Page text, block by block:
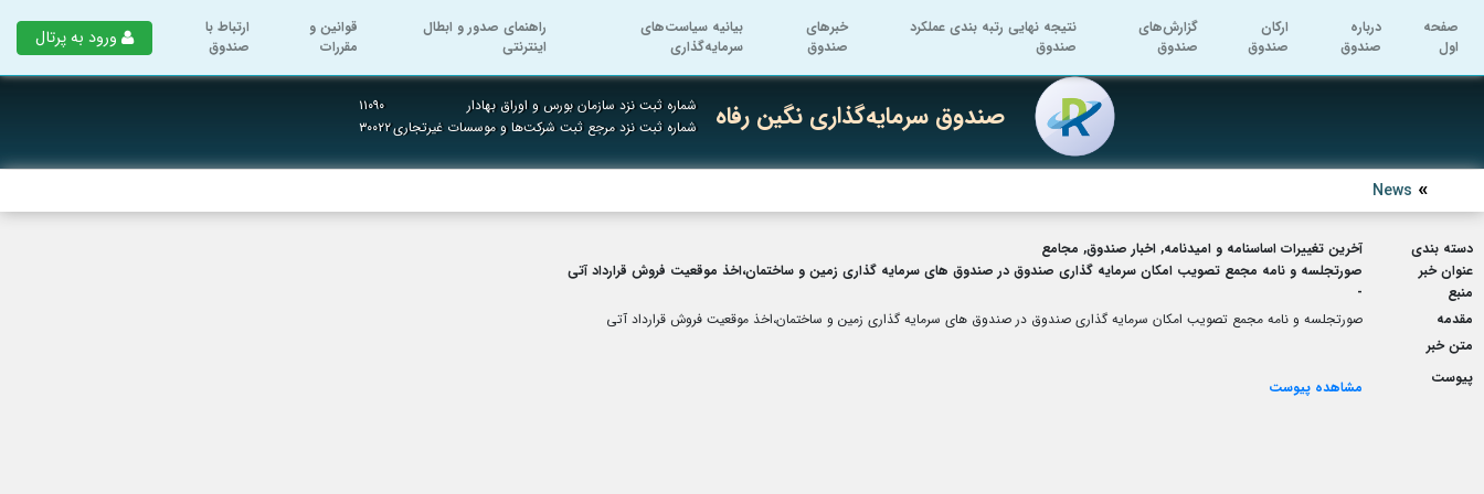
صفحه
اول
درباره
صندوق
ارکان
صندوق
گزارش‌های
صندوق
نتیجه نهایی رتبه بندی عملکرد
صندوق
خبرهای
صندوق
بیانیه سیاست‌های
سرمایه‌گذاری
راهنمای صدور و ابطال
اینترنتی
قوانین و
مقررات
ارتباط با
صندوق
ورود به پرتال
صندوق سرمایه‌گذاری نگین رفاه شماره ثبت نزد سازمان بورس و اوراق بهادار
۱۱۰۹۰
شماره ثبت نزد مرجع ثبت شرکت‌ها و موسسات غیرتجاری۳۰۰۲۲
News
دسته بندی
آخرین تغییرات اساسنامه و امیدنامه, اخبار صندوق, مجامع
عنوان خبر
صورتجلسه و نامه مجمع تصویب امکان سرمایه گذاری صندوق در صندوق های سرمایه گذاری زمین و ساختمان،اخذ موقعیت فروش قرارداد آتی
منبع
-
مقدمه
صورتجلسه و نامه مجمع تصویب امکان سرمایه گذاری صندوق در صندوق های سرمایه گذاری زمین و ساختمان،اخذ موقعیت فروش قرارداد آتی
متن خبر
پیوست
مشاهده پیوست